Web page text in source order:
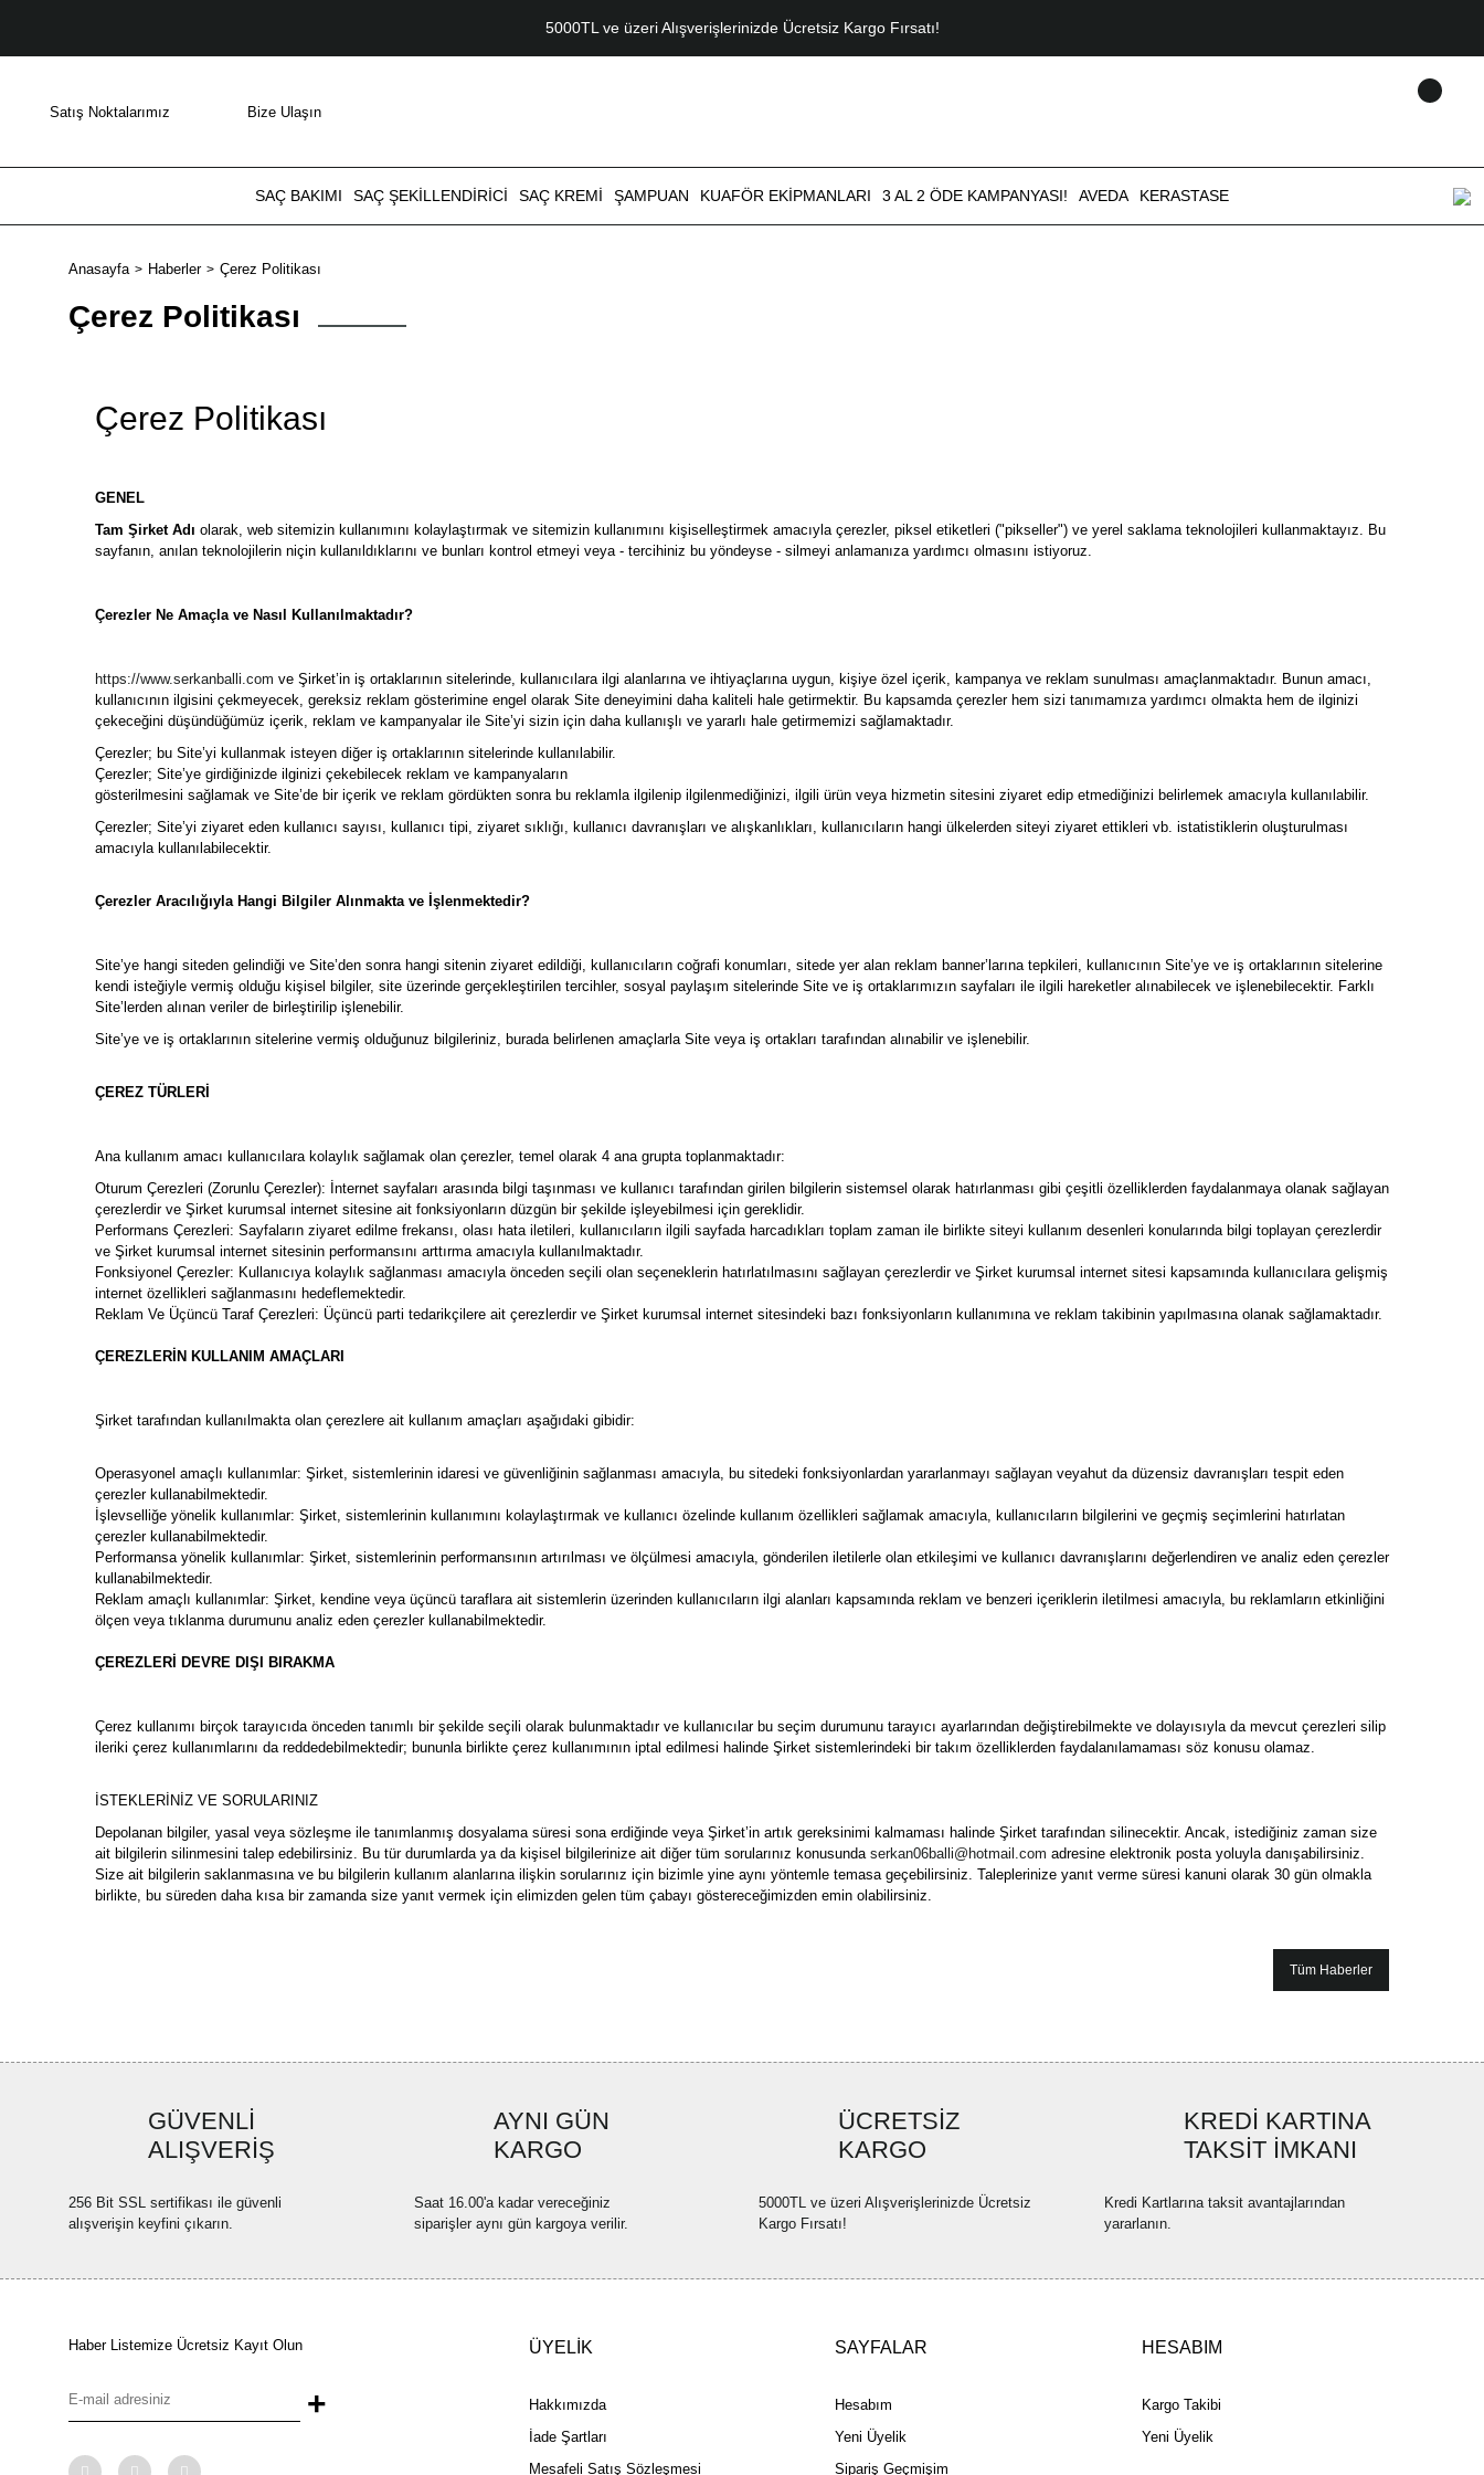
5000TL ve üzeri Alışverişlerinizde Ücretsiz Kargo Fırsatı!
Satış Noktalarımız Bize Ulaşın
SAÇ BAKIMI SAÇ ŞEKILLENDIRICI SAÇ KREMI ŞAMPUAN KUAFÖR EKIPMANLARI 3 AL 2 ÖDE KAMPANYASI! AVEDA KERASTASE
Anasayfa Haberler Çerez Politikası
Çerez Politikası
Çerez Politikası
GENEL
Tam Şirket Adı olarak, web sitemizin kullanımını kolaylaştırmak ve sitemizin kullanımını kişiselleştirmek amacıyla çerezler, piksel etiketleri ("pikseller") ve yerel saklama teknolojileri kullanmaktayız. Bu
sayfanın, anılan teknolojilerin niçin kullanıldıklarını ve bunları kontrol etmeyi veya - tercihiniz bu yöndeyse - silmeyi anlamanıza yardımcı olmasını istiyoruz.
Çerezler Ne Amaçla ve Nasıl Kullanılmaktadır?
https://www.serkanballi.com ve Şirket’in iş ortaklarının sitelerinde, kullanıcılara ilgi alanlarına ve ihtiyaçlarına uygun, kişiye özel içerik, kampanya ve reklam sunulması amaçlanmaktadır. Bunun amacı,
kullanıcının ilgisini çekmeyecek, gereksiz reklam gösterimine engel olarak Site deneyimini daha kaliteli hale getirmektir. Bu kapsamda çerezler hem sizi tanımamıza yardımcı olmakta hem de ilginizi
çekeceğini düşündüğümüz içerik, reklam ve kampanyalar ile Site’yi sizin için daha kullanışlı ve yararlı hale getirmemizi sağlamaktadır.
Çerezler; bu Site’yi kullanmak isteyen diğer iş ortaklarının sitelerinde kullanılabilir.
Çerezler; Site’ye girdiğinizde ilginizi çekebilecek reklam ve kampanyaların
gösterilmesini sağlamak ve Site’de bir içerik ve reklam gördükten sonra bu reklamla ilgilenip ilgilenmediğinizi, ilgili ürün veya hizmetin sitesini ziyaret edip etmediğinizi belirlemek amacıyla kullanılabilir.
Çerezler; Site’yi ziyaret eden kullanıcı sayısı, kullanıcı tipi, ziyaret sıklığı, kullanıcı davranışları ve alışkanlıkları, kullanıcıların hangi ülkelerden siteyi ziyaret ettikleri vb. istatistiklerin oluşturulması
amacıyla kullanılabilecektir.
Çerezler Aracılığıyla Hangi Bilgiler Alınmakta ve İşlenmektedir?
Site’ye hangi siteden gelindiği ve Site’den sonra hangi sitenin ziyaret edildiği, kullanıcıların coğrafi konumları, sitede yer alan reklam banner’larına tepkileri, kullanıcının Site’ye ve iş ortaklarının sitelerine
kendi isteğiyle vermiş olduğu kişisel bilgiler, site üzerinde gerçekleştirilen tercihler, sosyal paylaşım sitelerinde Site ve iş ortaklarımızın sayfaları ile ilgili hareketler alınabilecek ve işlenebilecektir. Farklı
Site’lerden alınan veriler de birleştirilip işlenebilir.
Site’ye ve iş ortaklarının sitelerine vermiş olduğunuz bilgileriniz, burada belirlenen amaçlarla Site veya iş ortakları tarafından alınabilir ve işlenebilir.
ÇEREZ TÜRLERİ
Ana kullanım amacı kullanıcılara kolaylık sağlamak olan çerezler, temel olarak 4 ana grupta toplanmaktadır:
Oturum Çerezleri (Zorunlu Çerezler): İnternet sayfaları arasında bilgi taşınması ve kullanıcı tarafından girilen bilgilerin sistemsel olarak hatırlanması gibi çeşitli özelliklerden faydalanmaya olanak sağlayan
çerezlerdir ve Şirket kurumsal internet sitesine ait fonksiyonların düzgün bir şekilde işleyebilmesi için gereklidir.
Performans Çerezleri: Sayfaların ziyaret edilme frekansı, olası hata iletileri, kullanıcıların ilgili sayfada harcadıkları toplam zaman ile birlikte siteyi kullanım desenleri konularında bilgi toplayan çerezlerdir
ve Şirket kurumsal internet sitesinin performansını arttırma amacıyla kullanılmaktadır.
Fonksiyonel Çerezler: Kullanıcıya kolaylık sağlanması amacıyla önceden seçili olan seçeneklerin hatırlatılmasını sağlayan çerezlerdir ve Şirket kurumsal internet sitesi kapsamında kullanıcılara gelişmiş
internet özellikleri sağlanmasını hedeflemektedir.
Reklam Ve Üçüncü Taraf Çerezleri: Üçüncü parti tedarikçilere ait çerezlerdir ve Şirket kurumsal internet sitesindeki bazı fonksiyonların kullanımına ve reklam takibinin yapılmasına olanak sağlamaktadır.
ÇEREZLERİN KULLANIM AMAÇLARI
Şirket tarafından kullanılmakta olan çerezlere ait kullanım amaçları aşağıdaki gibidir:
Operasyonel amaçlı kullanımlar: Şirket, sistemlerinin idaresi ve güvenliğinin sağlanması amacıyla, bu sitedeki fonksiyonlardan yararlanmayı sağlayan veyahut da düzensiz davranışları tespit eden
çerezler kullanabilmektedir.
İşlevselliğe yönelik kullanımlar: Şirket, sistemlerinin kullanımını kolaylaştırmak ve kullanıcı özelinde kullanım özellikleri sağlamak amacıyla, kullanıcıların bilgilerini ve geçmiş seçimlerini hatırlatan
çerezler kullanabilmektedir.
Performansa yönelik kullanımlar: Şirket, sistemlerinin performansının artırılması ve ölçülmesi amacıyla, gönderilen iletilerle olan etkileşimi ve kullanıcı davranışlarını değerlendiren ve analiz eden çerezler
kullanabilmektedir.
Reklam amaçlı kullanımlar: Şirket, kendine veya üçüncü taraflara ait sistemlerin üzerinden kullanıcıların ilgi alanları kapsamında reklam ve benzeri içeriklerin iletilmesi amacıyla, bu reklamların etkinliğini
ölçen veya tıklanma durumunu analiz eden çerezler kullanabilmektedir.
ÇEREZLERİ DEVRE DIŞI BIRAKMA
Çerez kullanımı birçok tarayıcıda önceden tanımlı bir şekilde seçili olarak bulunmaktadır ve kullanıcılar bu seçim durumunu tarayıcı ayarlarından değiştirebilmekte ve dolayısıyla da mevcut çerezleri silip
ileriki çerez kullanımlarını da reddedebilmektedir; bununla birlikte çerez kullanımının iptal edilmesi halinde Şirket sistemlerindeki bir takım özelliklerden faydalanılamaması söz konusu olamaz.
İSTEKLERİNİZ VE SORULARINIZ
Depolanan bilgiler, yasal veya sözleşme ile tanımlanmış dosyalama süresi sona erdiğinde veya Şirket’in artık gereksinimi kalmaması halinde Şirket tarafından silinecektir. Ancak, istediğiniz zaman size
ait bilgilerin silinmesini talep edebilirsiniz. Bu tür durumlarda ya da kişisel bilgilerinize ait diğer tüm sorularınız konusunda serkan06balli@hotmail.com adresine elektronik posta yoluyla danışabilirsiniz.
Size ait bilgilerin saklanmasına ve bu bilgilerin kullanım alanlarına ilişkin sorularınız için bizimle yine aynı yöntemle temasa geçebilirsiniz. Taleplerinize yanıt verme süresi kanuni olarak 30 gün olmakla
birlikte, bu süreden daha kısa bir zamanda size yanıt vermek için elimizden gelen tüm çabayı göstereceğimizden emin olabilirsiniz.
Tüm Haberler
GÜVENLİ
ALIŞVERİŞ
256 Bit SSL sertifikası ile güvenli
alışverişin keyfini çıkarın.
AYNI GÜN
KARGO
Saat 16.00'a kadar vereceğiniz
siparişler aynı gün kargoya verilir.
ÜCRETSİZ
KARGO
5000TL ve üzeri Alışverişlerinizde Ücretsiz
Kargo Fırsatı!
KREDİ KARTINA
TAKSİT İMKANI
Kredi Kartlarına taksit avantajlarından
yararlanın.
Haber Listemize Ücretsiz Kayıt Olun
+
ÜYELİK
Hakkımızda
İade Şartları
Mesafeli Satış Sözleşmesi
SAYFALAR
Hesabım
Yeni Üyelik
Sipariş Geçmişim
HESABIM
Kargo Takibi
Yeni Üyelik